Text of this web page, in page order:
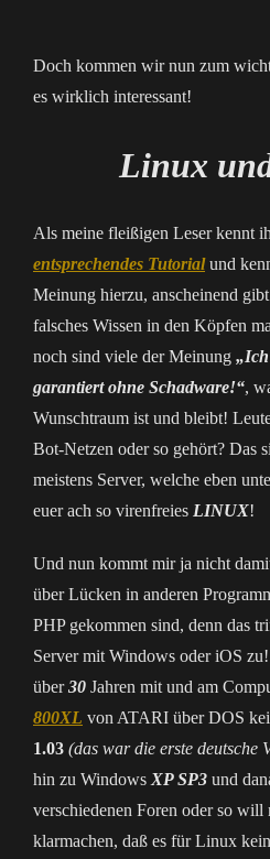
Doch kommen wir nun zum
es wirklich interessant!
Linux
Als meine fleißigen Leser kennt
entsprechendes Tutorialund
Meinung hierzu, anscheinend
falsches Wissen in den Köpfen
noch sind viele der Meinung
garantiert ohne Schadware!“,
Wunschtraum ist und bleibt!
Bot-Netzen oder so gehört? Das
meistens Server, welche eben
euer ach so virenfreies LINUX!
Und nun kommt mir ja nicht
über Lücken in anderen
PHP gekommen sind, denn das
Server mit Windows oder iOS
über30 Jahren mit und am
800XL von ATARI über DOS
1.03 (das war die erste deutsche
hin zu Windows XP SP3 und
verschiedenen Foren oder so
klarmachen, daß es für Linux